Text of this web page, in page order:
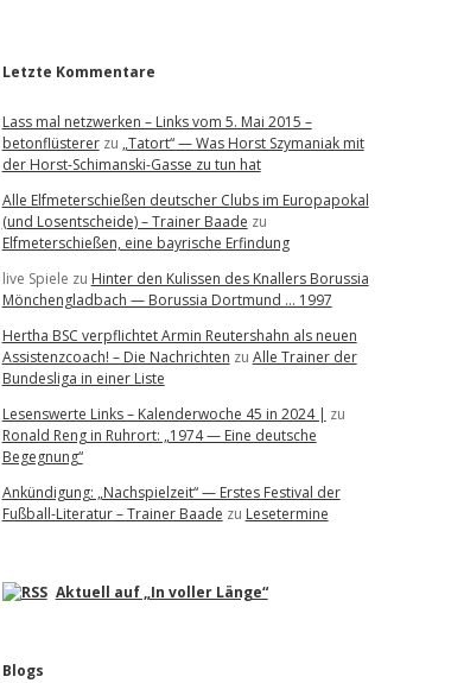
Letzte Kommentare
Lass mal netzwerken – Links vom 5. Mai 2015 –
betonflüstererzu „Tatort“ — Was Horst Szymaniak mit
der Horst-Schimanski-Gasse zu tun hat
Alle Elfmeterschießen deutscher Clubs im Europapokal
(und Losentscheide) – Trainer Baade zu
Elfmeterschießen, eine bayrische Erfindung
live Spiele zu Hinter den Kulissen des Knallers Borussia
Mönchengladbach — Borussia Dortmund … 1997
Hertha BSC verpflichtet Armin Reutershahn als neuen
Assistenzcoach! – Die Nachrichten zu Alle Trainer der
Bundesliga in einer Liste
Lesenswerte Links – Kalenderwoche 45 in 2024 | zu
Ronald Reng in Ruhrort: „1974 — Eine deutsche
Begegnung“
Ankündigung: „Nachspielzeit“ — Erstes Festival der
Fußball-Literatur – Trainer Baade zu Lesetermine
Aktuell auf „In voller Länge“
Blogs